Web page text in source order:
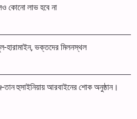
কোনো লাভ হবে না
হারামাইন, ভক্তদের মিলনস্থল
তান হুসাইনিয়ায় আরবাইনের শোক অনুষ্ঠান।